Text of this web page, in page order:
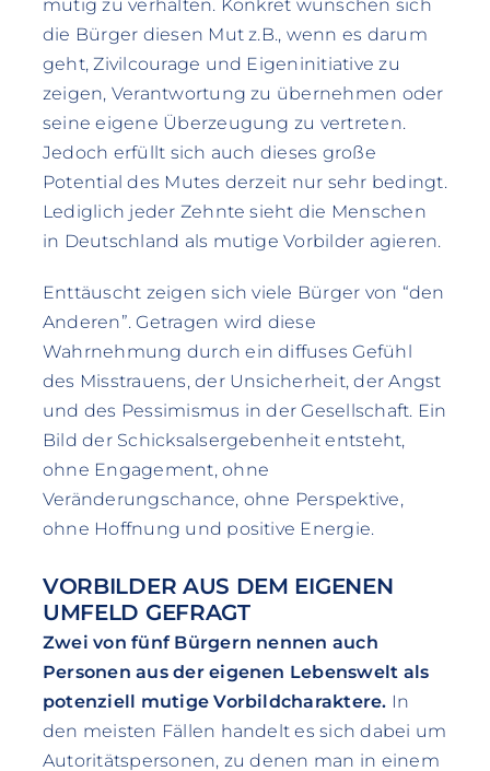
mutig zu verhalten. Konkret wünschen sich
die Bürger diesen Mut z.B., wenn es darum
geht, Zivilcourage und Eigeninitiative zu
zeigen, Verantwortung zu übernehmen oder
seine eigene Überzeugung zu vertreten.
Jedoch erfüllt sich auch dieses große
Potential des Mutes derzeit nur sehr bedingt.
Lediglich jeder Zehnte sieht die Menschen
in Deutschland als mutige Vorbilder agieren.
Enttäuscht zeigen sich viele Bürger von “den
Anderen”. Getragen wird diese
Wahrnehmung durch ein diffuses Gefühl
des Misstrauens, der Unsicherheit, der Angst
und des Pessimismus in der Gesellschaft. Ein
Bild der Schicksalsergebenheit entsteht,
ohne Engagement, ohne
Veränderungschance, ohne Perspektive,
ohne Hoffnung und positive Energie.
VORBILDER AUS DEM EIGENEN
UMFELD GEFRAGT
Zwei von fünf Bürgern nennen auch
Personen aus der eigenen Lebenswelt als
potenziell mutige Vorbildcharaktere. In
den meisten Fällen handelt es sich dabei um
Autoritätspersonen, zu denen man in einem